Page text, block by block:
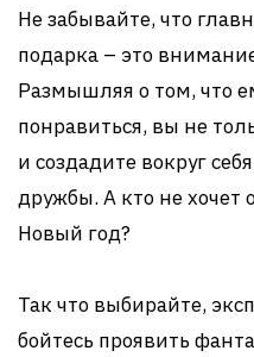
Не забывайте, что
подарка – это
Размышляя о том, что
понравиться, вы не
и создадите вокруг
дружбы. А кто не хочет
Новый год?
Так что выбирайте,
бойтесь проявить